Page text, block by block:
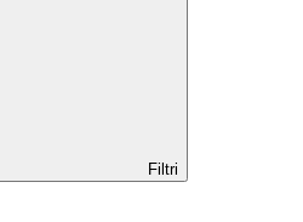
Filtri